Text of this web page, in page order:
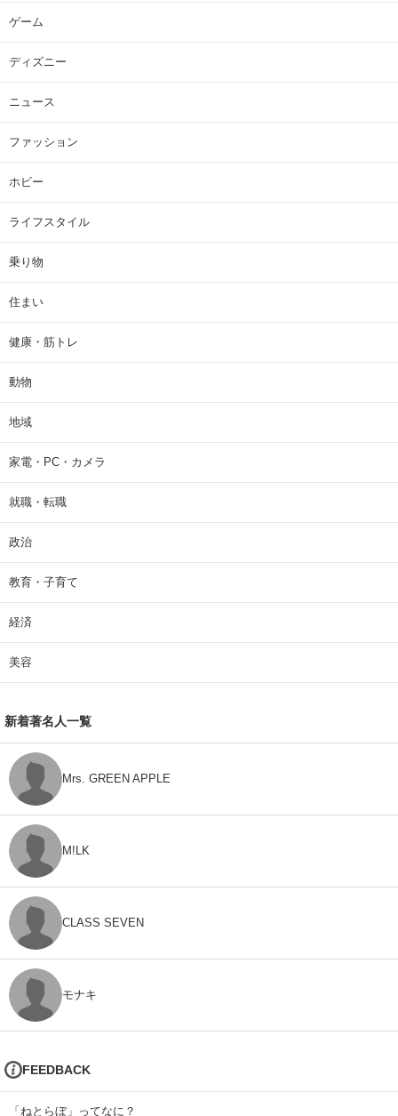
ゲーム
ディズニー
ニュース
ファッション
ホビー
ライフスタイル
乗り物
住まい
健康・筋トレ
動物
地域
家電・PC・カメラ
就職・転職
政治
教育・子育て
経済
美容
新着著名人一覧
Mrs. GREEN APPLE
M!LK
CLASS SEVEN
モナキ
FEEDBACK
「ねとらぼ」ってなに？